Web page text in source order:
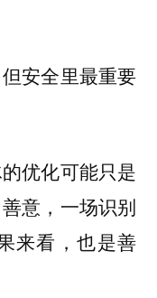
安全里最重要
优化可能只是
意，一场识别
来看，也是善